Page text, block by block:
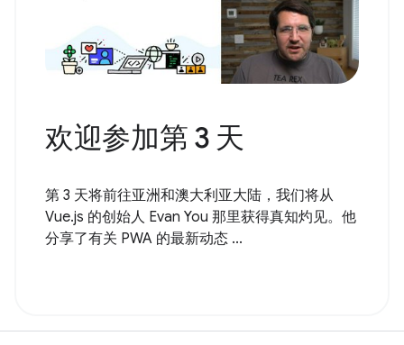
欢迎参加第 3 天
第 3 天将前往亚洲和澳大利亚大陆，我们将从
Vue.js 的创始人 Evan You 那里获得真知灼见。他
分享了有关 PWA 的最新动态 ...